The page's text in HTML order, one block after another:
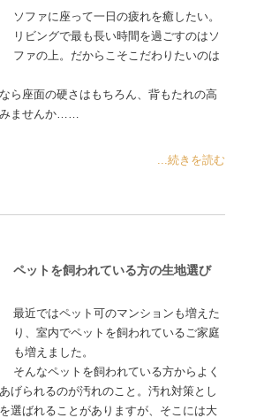
ソファに座って一日の疲れを癒したい。
リビングで最も長い時間を過ごすのはソ
ファの上。だからこそこだわりたいのは
ら座面の硬さはもちろん、背もたれの高
ませんか……
...続きを読む
ペットを飼われている方の生地選び
最近ではペット可のマンションも増えた
り、室内でペットを飼われているご家庭
も増えました。
そんなペットを飼われている方からよく
げられるのが汚れのこと。汚れ対策とし
選ばれることがありますが、そこには大